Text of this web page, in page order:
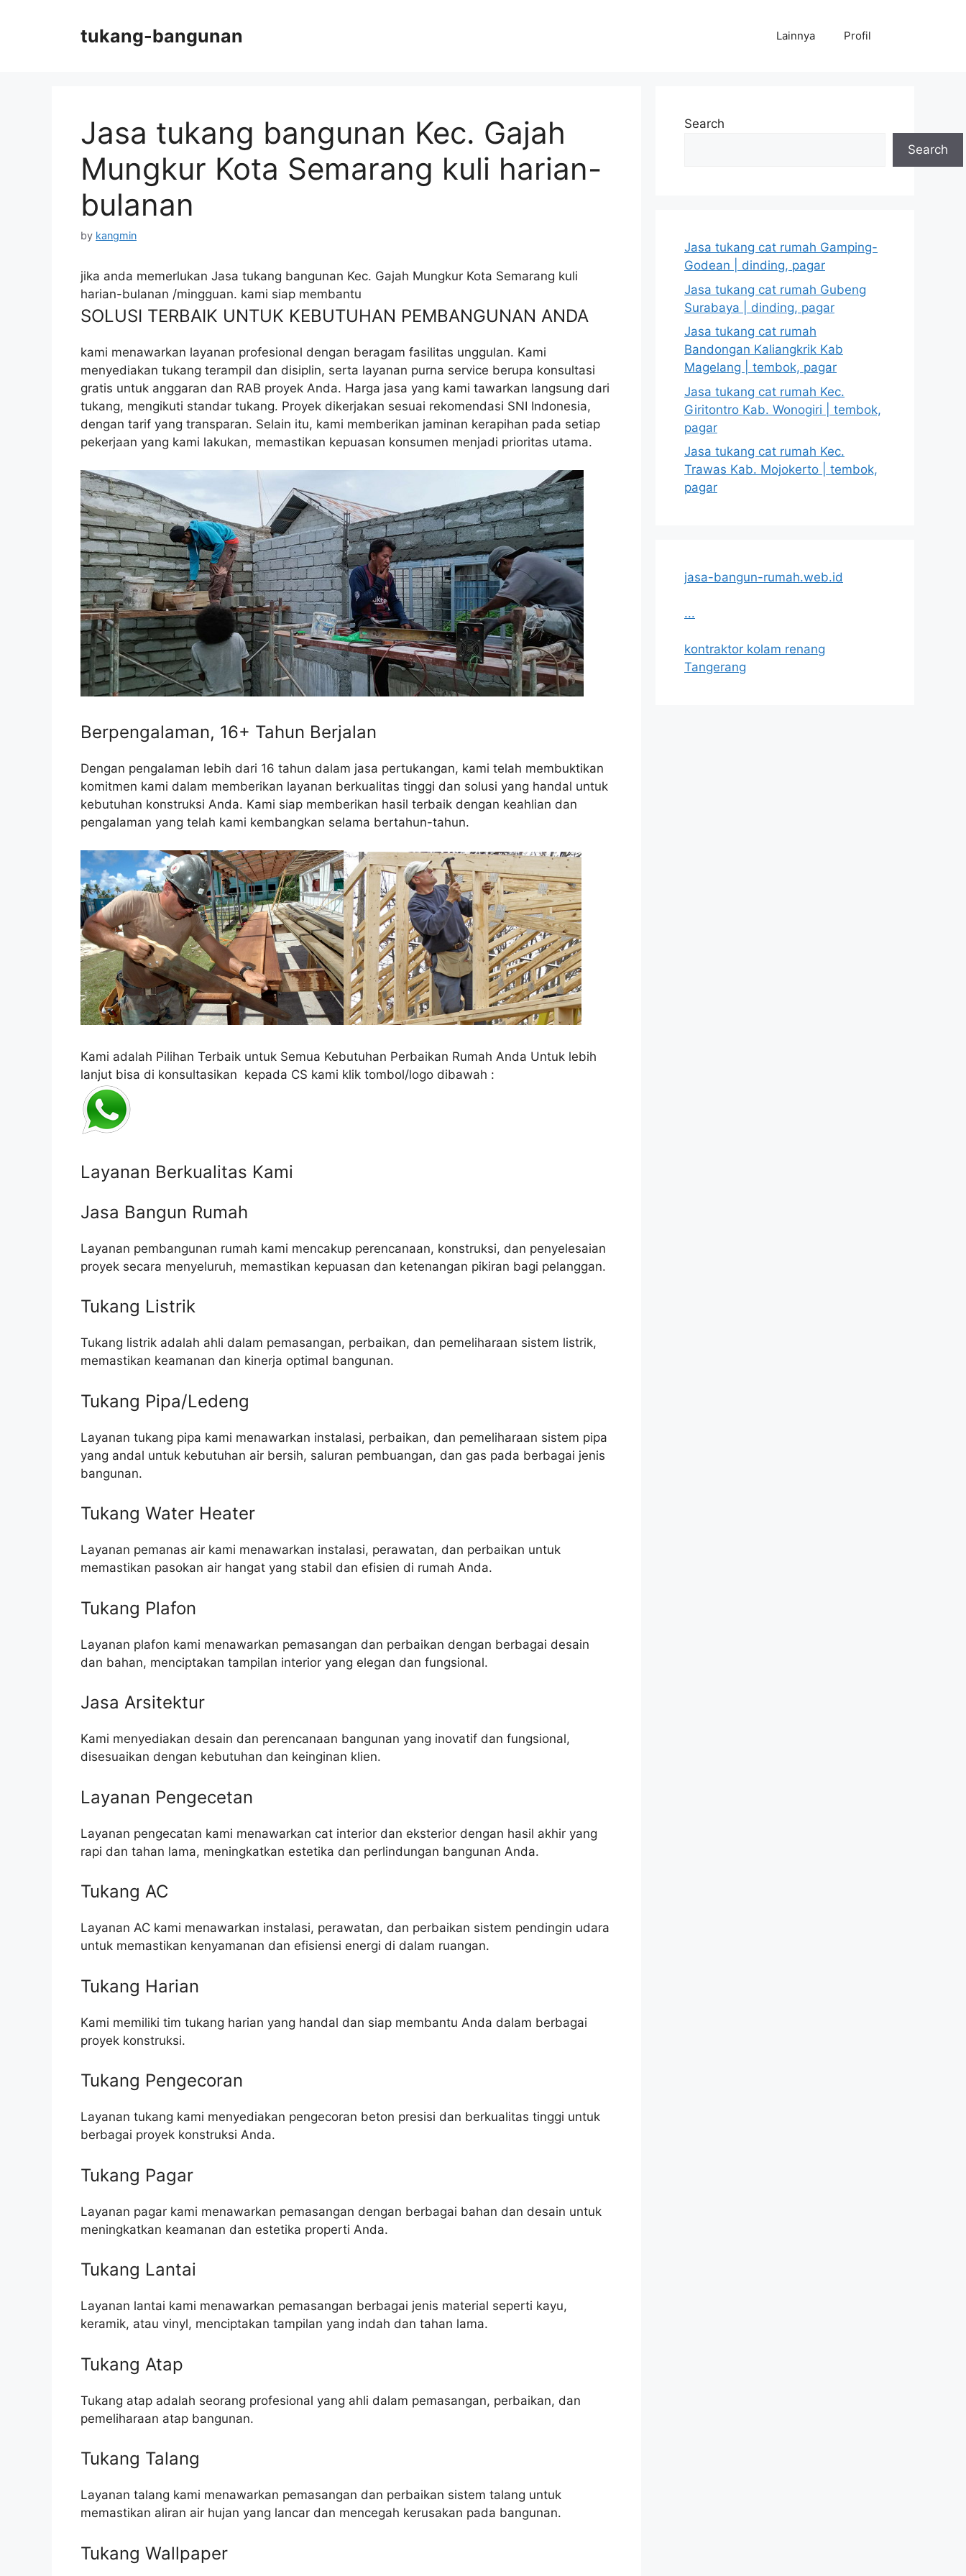
tukang-bangunan Lainnya Profil
Jasa tukang bangunan Kec. Gajah
Mungkur Kota Semarang kuli harian-
bulanan
by kangmin
jika anda memerlukan Jasa tukang bangunan Kec. Gajah Mungkur Kota Semarang kuli
harian-bulanan /mingguan. kami siap membantu
SOLUSI TERBAIK UNTUK KEBUTUHAN PEMBANGUNAN ANDA
kami menawarkan layanan profesional dengan beragam fasilitas unggulan. Kami
menyediakan tukang terampil dan disiplin, serta layanan purna service berupa konsultasi
gratis untuk anggaran dan RAB proyek Anda. Harga jasa yang kami tawarkan langsung dari
tukang, mengikuti standar tukang. Proyek dikerjakan sesuai rekomendasi SNI Indonesia,
dengan tarif yang transparan. Selain itu, kami memberikan jaminan kerapihan pada setiap
pekerjaan yang kami lakukan, memastikan kepuasan konsumen menjadi prioritas utama.
Berpengalaman, 16+ Tahun Berjalan
Dengan pengalaman lebih dari 16 tahun dalam jasa pertukangan, kami telah membuktikan
komitmen kami dalam memberikan layanan berkualitas tinggi dan solusi yang handal untuk
kebutuhan konstruksi Anda. Kami siap memberikan hasil terbaik dengan keahlian dan
pengalaman yang telah kami kembangkan selama bertahun-tahun.
Kami adalah Pilihan Terbaik untuk Semua Kebutuhan Perbaikan Rumah Anda Untuk lebih
lanjut bisa di konsultasikan kepada CS kami klik tombol/logo dibawah :
Layanan Berkualitas Kami
Jasa Bangun Rumah
Layanan pembangunan rumah kami mencakup perencanaan, konstruksi, dan penyelesaian
proyek secara menyeluruh, memastikan kepuasan dan ketenangan pikiran bagi pelanggan.
Tukang Listrik
Tukang listrik adalah ahli dalam pemasangan, perbaikan, dan pemeliharaan sistem listrik,
memastikan keamanan dan kinerja optimal bangunan.
Tukang Pipa/Ledeng
Layanan tukang pipa kami menawarkan instalasi, perbaikan, dan pemeliharaan sistem pipa
yang andal untuk kebutuhan air bersih, saluran pembuangan, dan gas pada berbagai jenis
bangunan.
Tukang Water Heater
Layanan pemanas air kami menawarkan instalasi, perawatan, dan perbaikan untuk
memastikan pasokan air hangat yang stabil dan efisien di rumah Anda.
Tukang Plafon
Layanan plafon kami menawarkan pemasangan dan perbaikan dengan berbagai desain
dan bahan, menciptakan tampilan interior yang elegan dan fungsional.
Jasa Arsitektur
Kami menyediakan desain dan perencanaan bangunan yang inovatif dan fungsional,
disesuaikan dengan kebutuhan dan keinginan klien.
Layanan Pengecetan
Layanan pengecatan kami menawarkan cat interior dan eksterior dengan hasil akhir yang
rapi dan tahan lama, meningkatkan estetika dan perlindungan bangunan Anda.
Tukang AC
Layanan AC kami menawarkan instalasi, perawatan, dan perbaikan sistem pendingin udara
untuk memastikan kenyamanan dan efisiensi energi di dalam ruangan.
Tukang Harian
Kami memiliki tim tukang harian yang handal dan siap membantu Anda dalam berbagai
proyek konstruksi.
Tukang Pengecoran
Layanan tukang kami menyediakan pengecoran beton presisi dan berkualitas tinggi untuk
berbagai proyek konstruksi Anda.
Tukang Pagar
Layanan pagar kami menawarkan pemasangan dengan berbagai bahan dan desain untuk
meningkatkan keamanan dan estetika properti Anda.
Tukang Lantai
Layanan lantai kami menawarkan pemasangan berbagai jenis material seperti kayu,
keramik, atau vinyl, menciptakan tampilan yang indah dan tahan lama.
Tukang Atap
Tukang atap adalah seorang profesional yang ahli dalam pemasangan, perbaikan, dan
pemeliharaan atap bangunan.
Tukang Talang
Layanan talang kami menawarkan pemasangan dan perbaikan sistem talang untuk
memastikan aliran air hujan yang lancar dan mencegah kerusakan pada bangunan.
Tukang Wallpaper
Search
Search
Jasa tukang cat rumah Gamping-
Godean | dinding, pagar
Jasa tukang cat rumah Gubeng
Surabaya | dinding, pagar
Jasa tukang cat rumah
Bandongan Kaliangkrik Kab
Magelang | tembok, pagar
Jasa tukang cat rumah Kec.
Giritontro Kab. Wonogiri | tembok,
pagar
Jasa tukang cat rumah Kec.
Trawas Kab. Mojokerto | tembok,
pagar
jasa-bangun-rumah.web.id
...
kontraktor kolam renang
Tangerang